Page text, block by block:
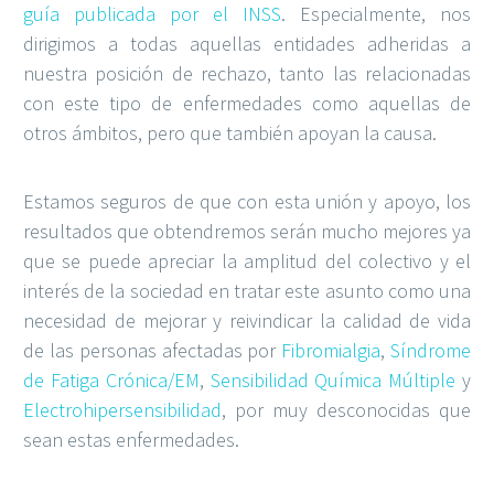
guía publicada por el INSS. Especialmente, nos
dirigimos a todas aquellas entidades adheridas a
nuestra posición de rechazo, tanto las relacionadas
con este tipo de enfermedades como aquellas de
otros ámbitos, pero que también apoyan la causa.
Estamos seguros de que con esta unión y apoyo, los
resultados que obtendremos serán mucho mejores ya
que se puede apreciar la amplitud del colectivo y el
interés de la sociedad en tratar este asunto como una
necesidad de mejorar y reivindicar la calidad de vida
de las personas afectadas por Fibromialgia,Síndrome
de Fatiga Crónica/EM, Sensibilidad Química Múltiple y
Electrohipersensibilidad, por muy desconocidas que
sean estas enfermedades.